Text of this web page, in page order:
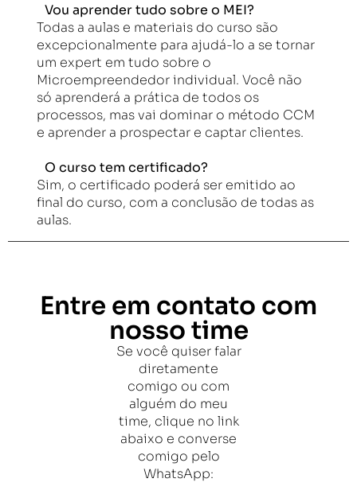
Vou aprender tudo sobre o MEI?
Todas a aulas e materiais do curso são
excepcionalmente para ajudá-lo a se tornar
um expert em tudo sobre o
Microempreendedor individual. Você não
só aprenderá a prática de todos os
processos, mas vai dominar o método CCM
e aprender a prospectar e captar clientes.
O curso tem certificado?
Sim, o certificado poderá ser emitido ao
final do curso, com a conclusão de todas as
aulas.
Entre em contato com
nosso time
Se você quiser falar
diretamente
comigo ou com
alguém do meu
time, clique no link
abaixo e converse
comigo pelo
WhatsApp: